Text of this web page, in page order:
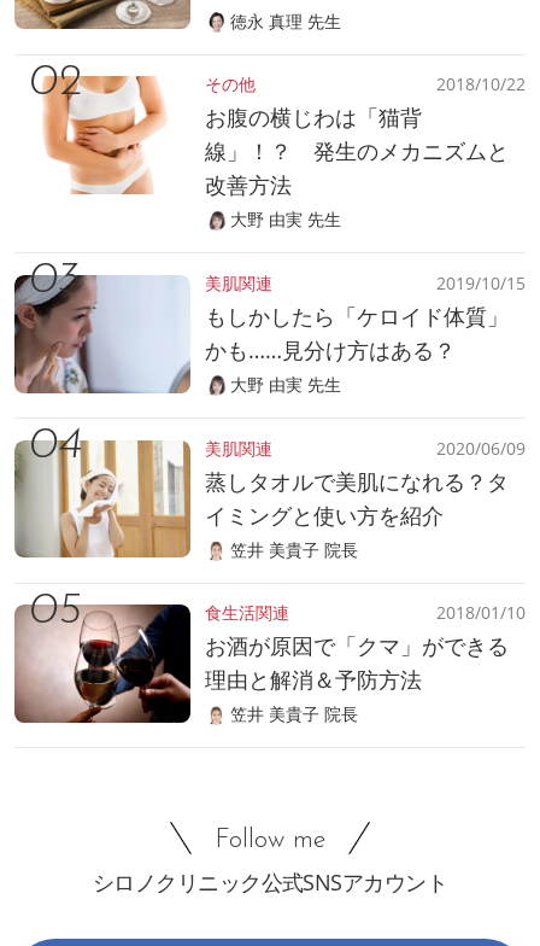
徳永 真理 先生
その他 2018/10/22
お腹の横じわは「猫背
線」！？ 発生のメカニズムと
改善方法
大野 由実 先生
美肌関連 2019/10/15
もしかしたら「ケロイド体質」
かも……見分け方はある？
大野 由実 先生
美肌関連 2020/06/09
蒸しタオルで美肌になれる？タ
イミングと使い方を紹介
笠井 美貴子 院長
食生活関連 2018/01/10
お酒が原因で「クマ」ができる
理由と解消＆予防方法
笠井 美貴子 院長
Follow me
シロノクリニック公式SNSアカウント